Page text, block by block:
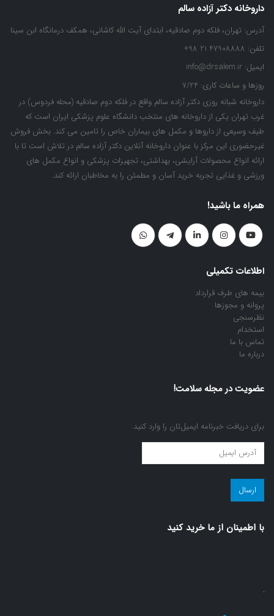
داروخانه دکتر آزاده سالم
آدرس: تهران، فلکه دوم صادقیه، ابتدای آیت الله کاشانی، همکف درمانگاه ابن سینا
تلفن: 47908888 21 98+
ایمیل: info@drsalem.ir
روزها و ساعات کاری: 7/24
داروخانه شبانه روزی دکتر آزاده سالم واقع در فلکه دوم صادقیه (محله فردوس) در
غرب تهران یکی از داروخانه های منتخب دانشگاه علوم پزشکی ایران است که
طیف وسیعی از داروها و مکمل های بیماران خاص را تامین می کند. بخش فروش
غیرحضوری این مرکز با عنوان داروخانه آنلاین دکتر آزاده سالم در تلاش است تا با
ارائه انواع محصولات آرایشی، بهداشتی، تجهیزات پزشکی و انواع مکمل های
ورزشی و غذایی تجربه خرید آسان و مطمئن را به مخاطبان ارائه کند.
همراه ما باشید!
اطلاعات تکمیلی
بیمه های طرف قرارداد
پروانه و مجوزها
نظرسنجی
استخدام
تماس با ما
درباره ما
عضویت در مجله سلامت!
برای دریافت خبرنامه ایمیل‌تان را وارد کنید.
عضویت
در
مجله
سلامت!
با اطمينان از ما خريد كنيد